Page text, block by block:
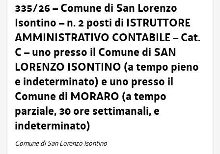
335/26 – Comune di San Lorenzo
Isontino – n. 2 posti di ISTRUTTORE
AMMINISTRATIVO CONTABILE – Cat.
C – uno presso il Comune di SAN
LORENZO ISONTINO (a tempo pieno
e indeterminato) e uno presso il
Comune di MORARO (a tempo
parziale, 30 ore settimanali, e
indeterminato)
Comune di San Lorenzo Isontino